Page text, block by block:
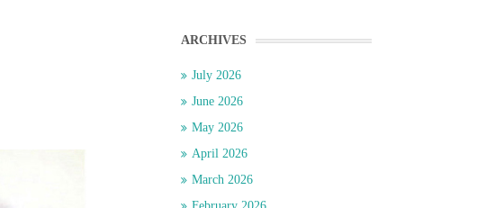
ARCHIVES
July 2026
June 2026
May 2026
April 2026
March 2026